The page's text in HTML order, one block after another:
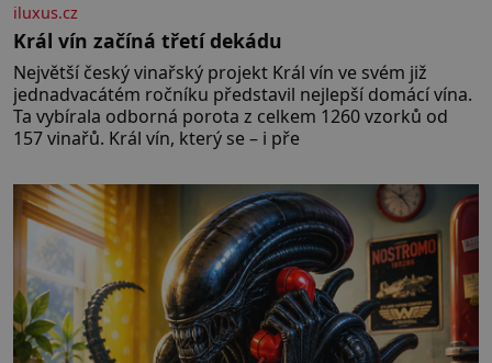
iluxus.cz
Král vín začíná třetí dekádu
Největší český vinařský projekt Král vín ve svém již
jednadvacátém ročníku představil nejlepší domácí vína.
Ta vybírala odborná porota z celkem 1260 vzorků od
157 vinařů. Král vín, který se – i pře